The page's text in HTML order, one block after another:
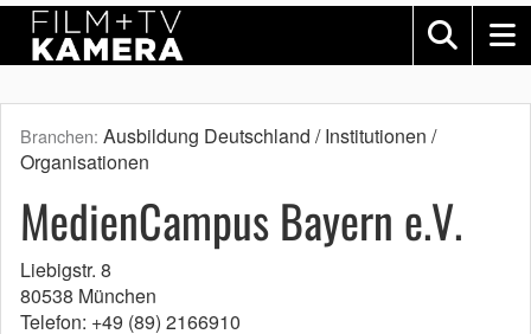
Branchen: Ausbildung Deutschland / Institutionen /
Organisationen
MedienCampus Bayern e.V.
Liebigstr. 8
80538 München
Telefon: +49 (89) 2166910